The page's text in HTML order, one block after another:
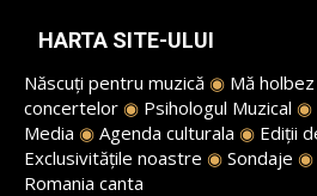
HARTA SITE-ULUI
Născuți pentru muzică ◉ Mă
concertelor ◉ Psihologul Muzical ◉
Media ◉ Agenda culturala ◉ Ediții
Exclusivitățile noastre ◉ Sondaje ◉
Romania canta